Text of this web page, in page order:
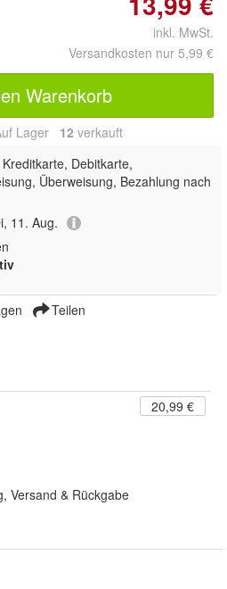
inkl. MwSt.
Versandkosten nur 5,99 €
Warenkorb
Lager 12 verkauft
Debitkarte,
Überweisung, Bezahlung nach
11. Aug.
Teilen
20,99 €
Versand & Rückgabe